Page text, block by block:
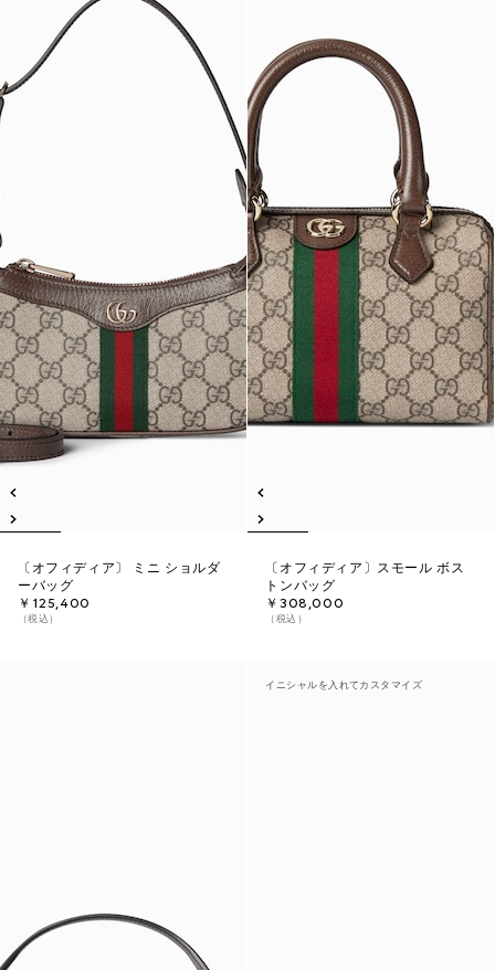
〔オフィディア〕 ミニ ショルダ
ーバッグ
￥125,400
（税込）
〔オフィディア〕スモール ボス
トンバッグ
￥308,000
（税込）
イニシャルを入れてカスタマイズ